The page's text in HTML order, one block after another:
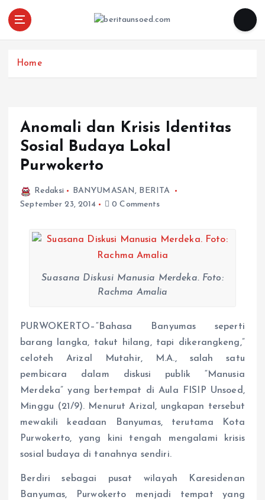
Home
Anomali dan Krisis Identitas
Sosial Budaya Lokal
Purwokerto
Redaksi BANYUMASAN , BERITA
September 23, 2014
0 Comments
Suasana Diskusi Manusia Merdeka. Foto:
Rachma Amalia
PURWOKERTO–“Bahasa Banyumas seperti
barang langka, takut hilang, tapi dikerangkeng,”
celoteh Arizal Mutahir, M.A., salah satu
pembicara dalam diskusi publik “Manusia
Merdeka” yang bertempat di Aula FISIP Unsoed,
Minggu (21/9). Menurut Arizal, ungkapan tersebut
mewakili keadaan Banyumas, terutama Kota
Purwokerto, yang kini tengah mengalami krisis
sosial budaya di tanahnya sendiri.
Berdiri sebagai pusat wilayah Karesidenan
Banyumas, Purwokerto menjadi tempat yang